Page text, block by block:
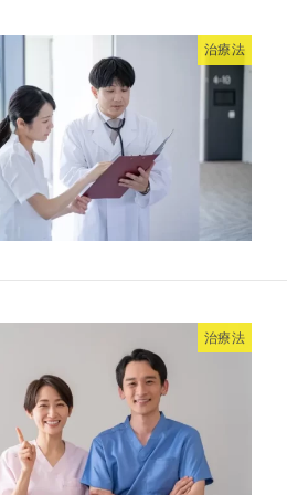
治療法
治療法